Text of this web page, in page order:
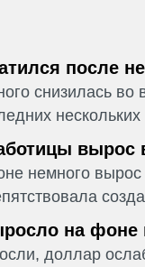
после
снизилась во
вырос
немного
на фоне
доллар